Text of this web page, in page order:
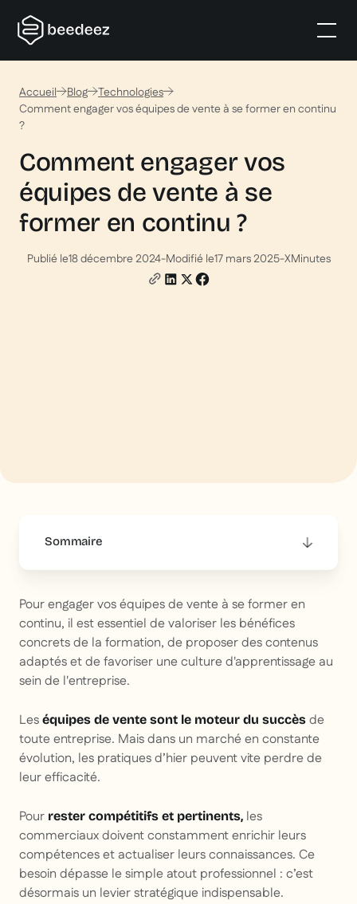
Accueil Blog
Technologies
Comment engager vos équipes de vente à se former en continu
?
Comment engager vos
équipes de vente à se
former en continu ?
Publié le18 décembre 2024-Modifié le17 mars 2025-XMinutes
Sommaire
Pour engager vos équipes de vente à se former en
continu, il est essentiel de valoriser les bénéfices
concrets de la formation, de proposer des contenus
adaptés et de favoriser une culture d'apprentissage au
sein de l'entreprise.
Les équipes de vente sont le moteur du succès de
toute entreprise. Mais dans un marché en constante
évolution, les pratiques d’hier peuvent vite perdre de
leur efficacité.
Pour rester compétitifs et pertinents, les
commerciaux doivent constamment enrichir leurs
compétences et actualiser leurs connaissances. Ce
besoin dépasse le simple atout professionnel : c’est
désormais un levier stratégique indispensable.